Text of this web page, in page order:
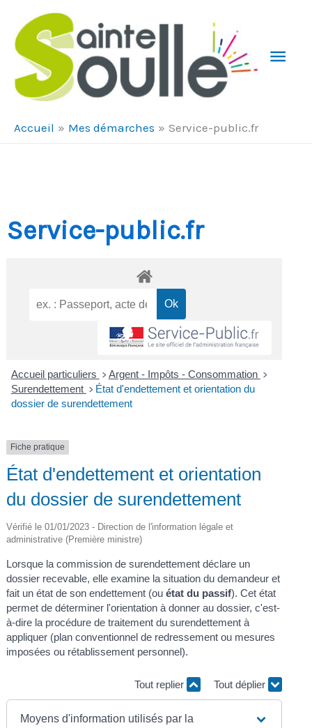
Accueil Mes démarches Service-public.fr
Service-public.fr
Accueil particuliers > Argent - Impôts - Consommation >
Surendettement > État d'endettement et orientation du
dossier de surendettement
Fiche pratique
État d'endettement et orientation
du dossier de surendettement
Vérifié le 01/01/2023 - Direction de l'information légale et
administrative (Première ministre)
Lorsque la commission de surendettement déclare un
dossier recevable, elle examine la situation du demandeur et
fait un état de son endettement (ouétat du passif). Cet état
permet de déterminer l'orientation à donner au dossier, c'est-
à-dire la procédure de traitement du surendettement à
appliquer (plan conventionnel de redressement ou mesures
imposées ou rétablissement personnel).
Tout replier Tout déplier
Moyens d'information utilisés par la